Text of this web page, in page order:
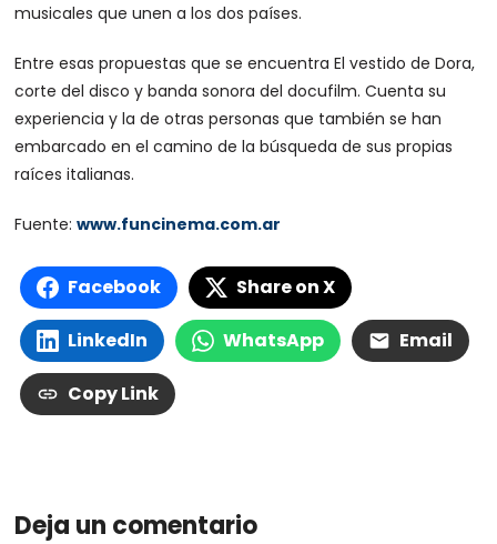
musicales que unen a los dos países.
Entre esas propuestas que se encuentra El vestido de Dora,
corte del disco y banda sonora del docufilm. Cuenta su
experiencia y la de otras personas que también se han
embarcado en el camino de la búsqueda de sus propias
raíces italianas.
Fuente:www.funcinema.com.ar
Facebook Share on X
LinkedIn WhatsApp Email
Copy Link
Deja un comentario